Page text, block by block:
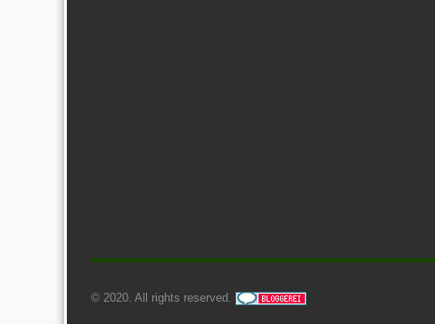
© 2020. All rights reserved.